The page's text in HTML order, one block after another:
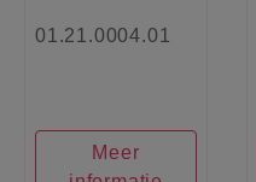
01.21.0004.01
Meer